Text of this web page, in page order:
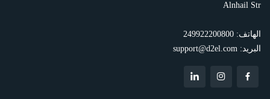
Alnhail Str
الهاتف:
البريد: